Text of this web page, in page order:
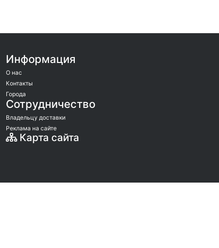
Информация
О нас
Контакты
Города
Сотрудничество
Владельцу доставки
Реклама на сайте
Карта сайта